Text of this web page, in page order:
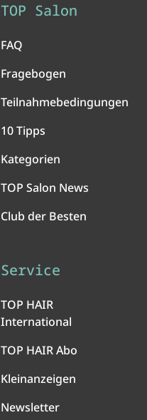
TOP Salon
FAQ
Fragebogen
Teilnahmebedingungen
10 Tipps
Kategorien
TOP Salon News
Club der Besten
Service
TOP HAIR
International
TOP HAIR Abo
Kleinanzeigen
Newsletter